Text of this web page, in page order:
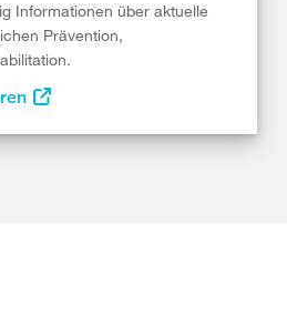
Informationen über aktuelle
Prävention,